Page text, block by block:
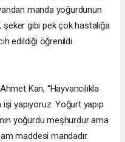
manda yoğurdunun
şeker gibi pek çok hastalığa
edildiği öğrenildi.
Kan, “Hayvancılıkla
yapıyoruz. Yoğurt yapıp
yoğurdu meşhurdur ama
maddesi mandadır.